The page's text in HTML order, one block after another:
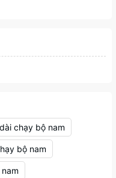
chạy bộ nam
bộ nam